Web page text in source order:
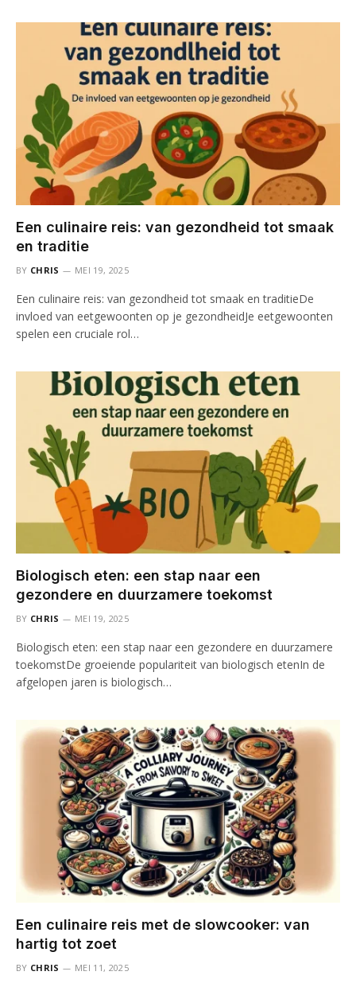
Een culinaire reis: van gezondheid tot smaak
en traditie
BY CHRIS MEI 19, 2025
Een culinaire reis: van gezondheid tot smaak en traditieDe
invloed van eetgewoonten op je gezondheidJe eetgewoonten
spelen een cruciale rol…
Biologisch eten: een stap naar een
gezondere en duurzamere toekomst
BY CHRIS MEI 19, 2025
Biologisch eten: een stap naar een gezondere en duurzamere
toekomstDe groeiende populariteit van biologisch etenIn de
afgelopen jaren is biologisch…
Een culinaire reis met de slowcooker: van
hartig tot zoet
BY CHRIS MEI 11, 2025